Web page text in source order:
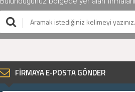
FİRMAYA E-POSTA GÖNDER